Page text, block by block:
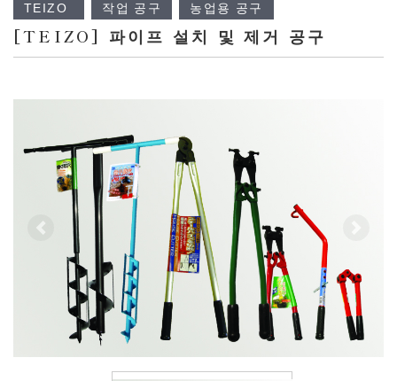
TEIZO 작업 공구 농업용 공구
[TEIZO] 파이프 설치 및 제거 공구
前へ